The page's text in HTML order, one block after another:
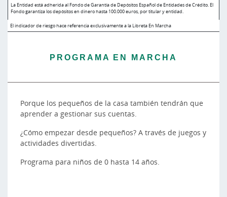
La Entidad está adherida al Fondo de Garantía de Depósitos Español de Entidades de Crédito. El
Fondo garantiza los depósitos en dinero hasta 100.000 euros, por titular y entidad.
El indicador de riesgo hace referencia exclusivamente a la Libreta En Marcha
PROGRAMA EN MARCHA
Porque los pequeños de la casa también tendrán que
aprender a gestionar sus cuentas.
¿Cómo empezar desde pequeños? A través de juegos y
actividades divertidas.
Programa para niños de 0 hasta 14 años.